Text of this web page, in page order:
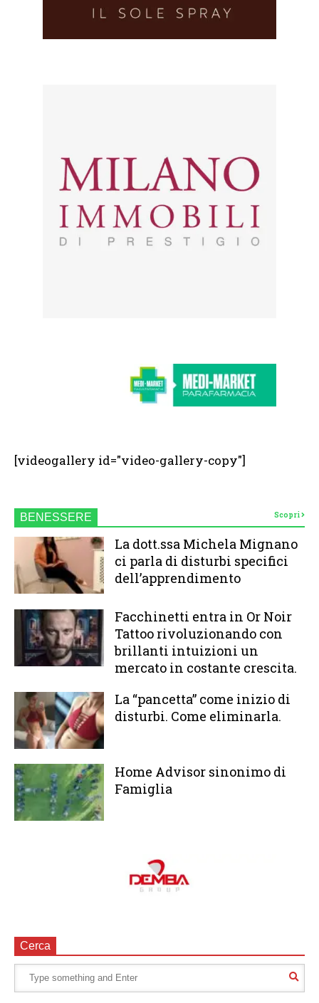
[videogallery id="video-gallery-copy"]
BENESSERE Scopri
La dott.ssa Michela Mignano
ci parla di disturbi specifici
dell’apprendimento
Facchinetti entra in Or Noir
Tattoo rivoluzionando con
brillanti intuizioni un
mercato in costante crescita.
La “pancetta” come inizio di
disturbi. Come eliminarla.
Home Advisor sinonimo di
Famiglia
Cerca